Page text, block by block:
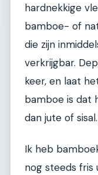
hardnekkige
bamboe- of
die zijn
verkrijgbar.
keer, en laat
bamboe is dat
dan jute of sisal.
Ik heb
nog steeds fris